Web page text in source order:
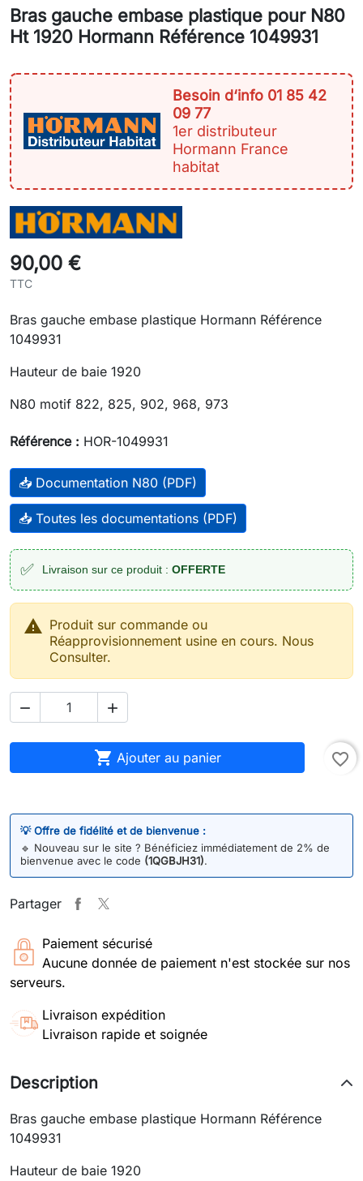
Bras gauche embase plastique pour N80
Ht 1920 Hormann Référence 1049931
Besoin d‘info 01 85 42
09 77
1er distributeur
Hormann France
habitat
90,00 €
TTC
Bras gauche embase plastique Hormann Référence
1049931
Hauteur de baie 1920
N80 motif 822, 825, 902, 968, 973
Référence : HOR-1049931
📥 Documentation N80 (PDF)
📥 Toutes les documentations (PDF)
✅ Livraison sur ce produit : OFFERTE
 Produit sur commande ou
Réapprovisionnement usine en cours. Nous
Consulter.
 
 Ajouter au panier favorite_border
💡 Offre de fidélité et de bienvenue :
🔹 Nouveau sur le site ? Bénéficiez immédiatement de 2% de
bienvenue avec le code (1QGBJH31).
Partager
Paiement sécurisé
Aucune donnée de paiement n'est stockée sur nos
serveurs.
Livraison expédition
Livraison rapide et soignée
Description
Bras gauche embase plastique Hormann Référence
1049931
Hauteur de baie 1920